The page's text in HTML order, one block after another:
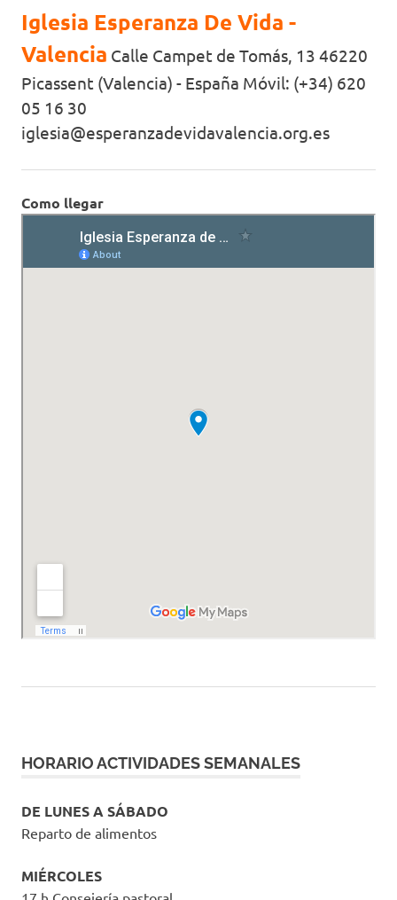
Iglesia Esperanza De Vida -
Valencia Calle Campet de Tomás, 13 46220
Picassent (Valencia) - España Móvil: (+34) 620
05 16 30
iglesia@esperanzadevidavalencia.org.es
Como llegar
HORARIO ACTIVIDADES SEMANALES
DE LUNES A SÁBADO
Reparto de alimentos
MIÉRCOLES